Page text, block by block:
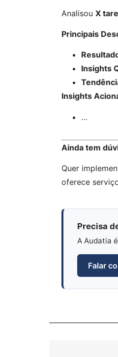
Analisou X
Principais
Insights
Insights
…
Ainda tem
Quer
oferece
Precisa
A Audatia
Falar